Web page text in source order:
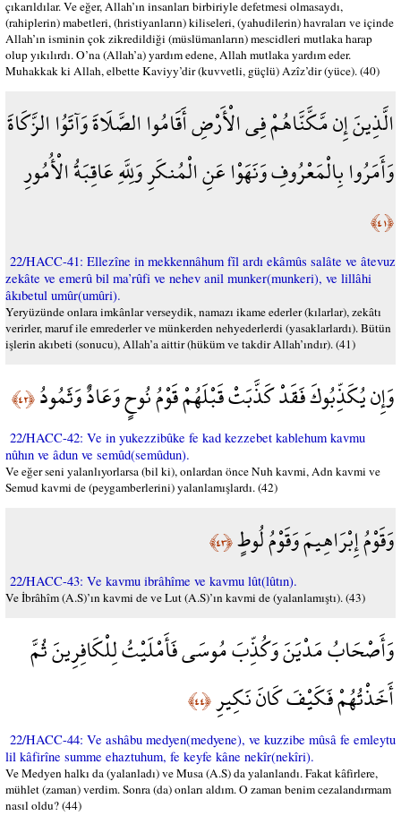
çıkarıldılar. Ve eğer, Allah’ın insanları birbiriyle defetmesi olmasaydı,
(rahiplerin) mabetleri, (hristiyanların) kiliseleri, (yahudilerin) havraları ve içinde
Allah’ın isminin çok zikredildiği (müslümanların) mescidleri mutlaka harap
olup yıkılırdı. O’na (Allah’a) yardım edene, Allah mutlaka yardım eder.
Muhakkak ki Allah, elbette Kaviyy’dir (kuvvetli, güçlü) Azîz’dir (yüce). (40)
الَّذِينَ إِن مَّكَّنَّاهُمْ فِي الْأَرْضِ أَقَامُوا الصَّلَاةَ وَآتَوُا الزَّكَاةَ
وَأَمَرُوا بِالْمَعْرُوفِ وَنَهَوْا عَنِ الْمُنكَرِ وَلِلَّهِ عَاقِبَةُ الْأُمُورِ
﴿٤١﴾
22/HACC-41: Ellezîne in mekkennâhum fîl ardı ekâmûs salâte ve âtevuz
zekâte ve emerû bil ma’rûfi ve nehev anil munker(munkeri), ve lillâhi
âkıbetul umûr(umûri).
Yeryüzünde onlara imkânlar verseydik, namazı ikame ederler (kılarlar), zekâtı
verirler, maruf ile emrederler ve münkerden nehyederlerdi (yasaklarlardı). Bütün
işlerin akıbeti (sonucu), Allah’a aittir (hüküm ve takdir Allah’ındır). (41)
وَإِن يُكَذِّبُوكَ فَقَدْ كَذَّبَتْ قَبْلَهُمْ قَوْمُ نُوحٍ وَعَادٌ وَثَمُودُ﴿٤٢﴾
22/HACC-42: Ve in yukezzibûke fe kad kezzebet kablehum kavmu
nûhın ve âdun ve semûd(semûdun).
Ve eğer seni yalanlıyorlarsa (bil ki), onlardan önce Nuh kavmi, Adn kavmi ve
Semud kavmi de (peygamberlerini) yalanlamışlardı. (42)
وَقَوْمُ إِبْرَاهِيمَ وَقَوْمُ لُوطٍ﴿٤٣﴾
22/HACC-43: Ve kavmu ibrâhîme ve kavmu lût(lûtın).
Ve İbrâhîm (A.S)’ın kavmi de ve Lut (A.S)’ın kavmi de (yalanlamıştı). (43)
وَأَصْحَابُ مَدْيَنَ وَكُذِّبَ مُوسَى فَأَمْلَيْتُ لِلْكَافِرِينَ ثُمَّ
أَخَذْتُهُمْ فَكَيْفَ كَانَ نَكِيرِ﴿٤٤﴾
22/HACC-44: Ve ashâbu medyen(medyene), ve kuzzibe mûsâ fe emleytu
lil kâfirîne summe ehaztuhum, fe keyfe kâne nekîr(nekîri).
Ve Medyen halkı da (yalanladı) ve Musa (A.S) da yalanlandı. Fakat kâfirlere,
mühlet (zaman) verdim. Sonra (da) onları aldım. O zaman benim cezalandırmam
nasıl oldu? (44)